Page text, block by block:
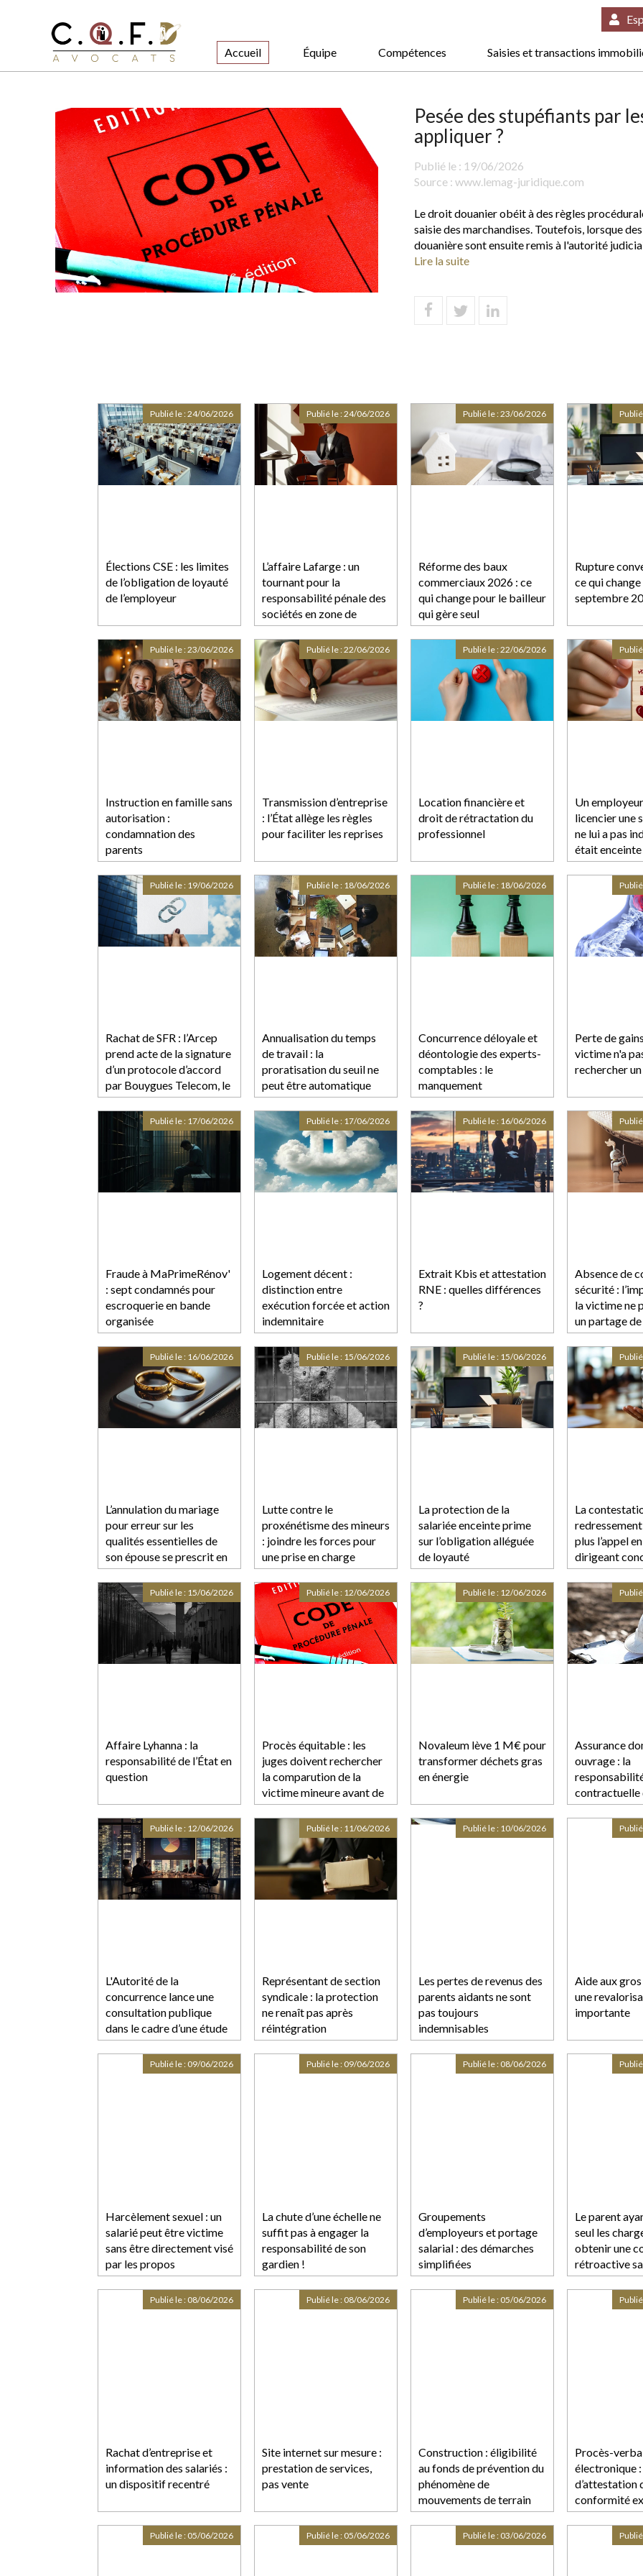
Accueil Équipe Compétences Saisies et transactions
Pesée des stupéfiants par
appliquer ?
Publié le : 19/06/2026
Source : www.lemag-juridique.com
Le droit douanier obéit à des règles
saisie des marchandises. Toutefois, lorsque
douanière sont ensuite remis à l'autorité
Lire la suite
Élections CSE : les limites
de l’obligation de loyauté
de l’employeur
Publié le :24/06/2026
L’affaire Lafarge : un
tournant pour la
responsabilité pénale des
sociétés en zone de
conflit
Publié le :24/06/2026
Réforme des baux
commerciaux 2026 : ce
qui change pour le bailleur
qui gère seul
Publié le :23/06/2026
Rupture
ce qui
septembre
Instruction en famille sans
autorisation :
condamnation des
parents
Publié le :23/06/2026
Transmission d’entreprise
: l’État allège les règles
pour faciliter les reprises
Publié le :22/06/2026
Location financière et
droit de rétractation du
professionnel
Publié le :22/06/2026
Un
licencier une
ne lui a pas
était enceinte
Rachat de SFR : l’Arcep
prend acte de la signature
d’un protocole d’accord
par Bouygues Telecom, le
groupe Iliad et Orange
Publié le : 19/06/2026
Annualisation du temps
de travail : la
proratisation du seuil ne
peut être automatique
Publié le : 18/06/2026
Concurrence déloyale et
déontologie des experts-
comptables : le
manquement
déontologique ne suffit
pas à lui seul
Publié le : 18/06/2026
Perte de
victime n'a
rechercher
Fraude à MaPrimeRénov'
: sept condamnés pour
escroquerie en bande
organisée
Publié le : 17/06/2026
Logement décent :
distinction entre
exécution forcée et action
indemnitaire
Publié le : 17/06/2026
Extrait Kbis et attestation
RNE : quelles différences
?
Publié le : 16/06/2026
Absence de
sécurité :
la victime ne
un partage de
L’annulation du mariage
pour erreur sur les
qualités essentielles de
son épouse se prescrit en
cinq ans à compter de la
célébration du mariage
Publié le : 16/06/2026
Lutte contre le
proxénétisme des mineurs
: joindre les forces pour
une prise en charge
globale
Publié le : 15/06/2026
La protection de la
salariée enceinte prime
sur l’obligation alléguée
de loyauté
Publié le : 15/06/2026
La
redressement
plus l’appel
dirigeant
Affaire Lyhanna : la
responsabilité de l’État en
question
Publié le : 15/06/2026
Procès équitable : les
juges doivent rechercher
la comparution de la
victime mineure avant de
la dispenser d’audience !
Publié le : 12/06/2026
Novaleum lève 1 M€ pour
transformer déchets gras
en énergie
Publié le : 12/06/2026
Assurance
ouvrage : la
contractuelle
commun
L'Autorité de la
concurrence lance une
consultation publique
dans le cadre d’une étude
relative aux orientations
informelles en matière de
développement durable
Publié le : 12/06/2026
Représentant de section
syndicale : la protection
ne renaît pas après
réintégration
Publié le : 11/06/2026
Les pertes de revenus des
parents aidants ne sont
pas toujours
indemnisables
Publié le : 10/06/2026
Aide aux
une
importante
Harcèlement sexuel : un
salarié peut être victime
sans être directement visé
par les propos
Publié le : 09/06/2026
La chute d’une échelle ne
suffit pas à engager la
responsabilité de son
gardien !
Publié le : 09/06/2026
Groupements
d’employeurs et portage
salarial : des démarches
simplifiées
Publié le : 08/06/2026
Le parent
seul les
obtenir une
rétroactive
chaque
Rachat d’entreprise et
information des salariés :
un dispositif recentré
Publié le : 08/06/2026
Site internet sur mesure :
prestation de services,
pas vente
Publié le : 08/06/2026
Construction : éligibilité
au fonds de prévention du
phénomène de
mouvements de terrain
Publié le : 05/06/2026
Procès-
électronique :
d’attestation
conformité
Publié le : 05/06/2026 Publié le : 05/06/2026 Publié le : 03/06/2026